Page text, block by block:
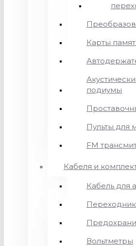
Карты
подиумы
Пульты для
FM
Кабеля и
Кабель для
Переходник
Вольтметры